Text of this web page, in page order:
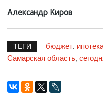
Александр Киров
ТЕГИ бюджет, ипотека
Самарская область,